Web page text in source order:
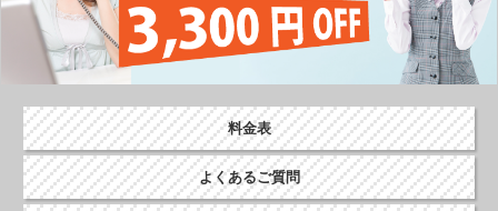
料金表
よくあるご質問